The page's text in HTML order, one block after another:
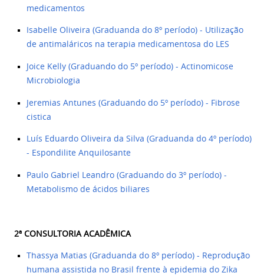
medicamentos
Isabelle Oliveira (Graduanda do 8º período) - Utilização
de antimaláricos na terapia medicamentosa do LES
Joice Kelly (Graduando do 5º período) - Actinomicose
Microbiologia
Jeremias Antunes (Graduando do 5º período) - Fibrose
cistica
Luís Eduardo Oliveira da Silva (Graduanda do 4º período)
- Espondilite Anquilosante
Paulo Gabriel Leandro (Graduando do 3º período) -
Metabolismo de ácidos biliares
2ª CONSULTORIA ACADÊMICA ​
Thassya Matias (Graduanda do 8º período) - Reprodução
humana assistida no Brasil frente à epidemia do Zika